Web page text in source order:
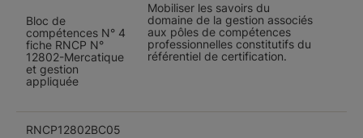
Bloc de
compétences N° 4
fiche RNCP N°
12802-Mercatique
et gestion
appliquée
Mobiliser les savoirs du
domaine de la gestion associés
aux pôles de compétences
professionnelles constitutifs du
référentiel de certification.
RNCP12802BC05